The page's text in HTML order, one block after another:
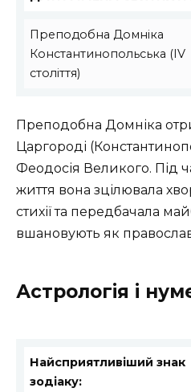
Преподобна Домніка
Константинопольська (IV
століття)
Преподобна Домніка
Царгороді
Феодосія Великого. Під
життя вона зцілювала
стихії та передбачала
вшановують як
Астрологія і
Найсприятливіший знак
зодіаку: